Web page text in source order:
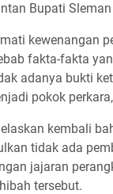
Bupati
kewenangan
fakta-fakta
adanya bukti
pokok
kembali
tidak ada
jajaran
tersebut.